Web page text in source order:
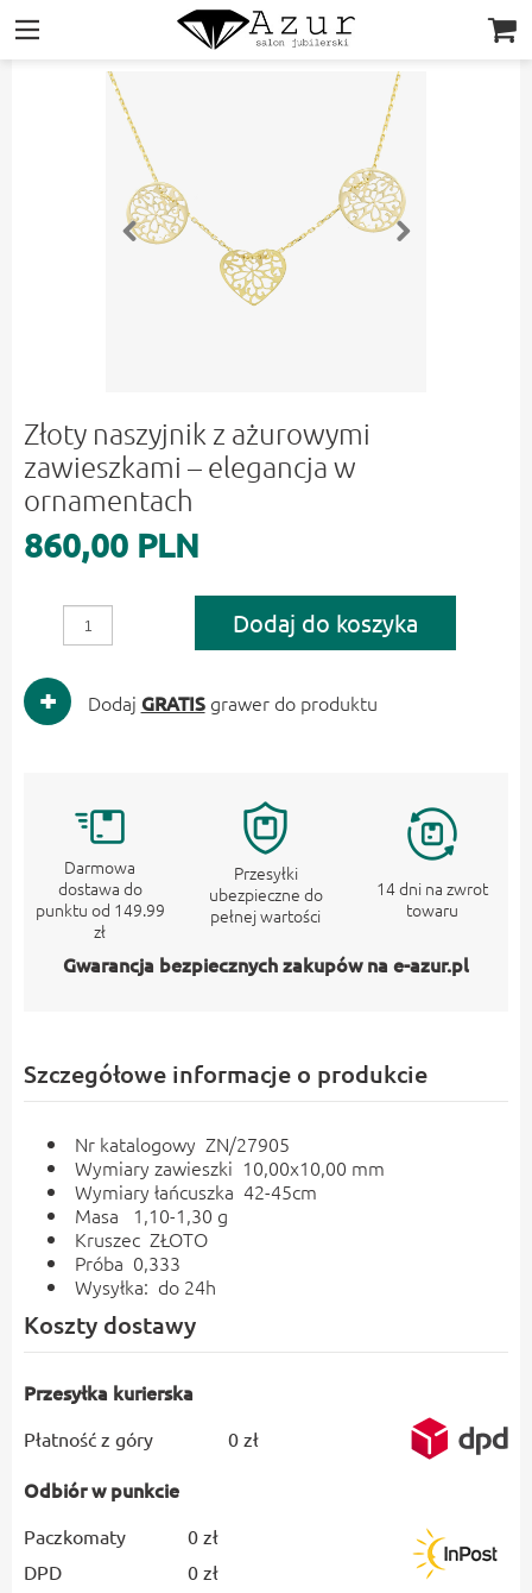
|||
Złoty naszyjnik z ażurowymi
zawieszkami – elegancja w
ornamentach
860,00 PLN
Dodaj do koszyka
Dodaj GRATISgrawer do produktu
Darmowa
dostawa do
punktu od 149.99
zł
Przesyłki
ubezpieczne do
pełnej wartości
14 dni na zwrot
towaru
Gwarancja bezpiecznych zakupów na e-azur.pl
Szczegółowe informacje o produkcie
Nr katalogowy ZN/27905
Wymiary zawieszki 10,00x10,00 mm
Wymiary łańcuszka 42-45cm
Masa 1,10-1,30 g
Kruszec ZŁOTO
Próba 0,333
Wysyłka: do 24h
Koszty dostawy
Przesyłka kurierska
Płatność z góry 0 zł
Odbiór w punkcie
Paczkomaty
0 zł
DPD
0 zł